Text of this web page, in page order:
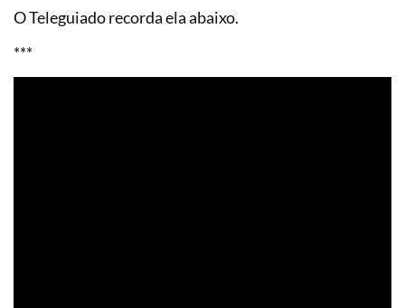
O Teleguiado recorda ela abaixo.
***